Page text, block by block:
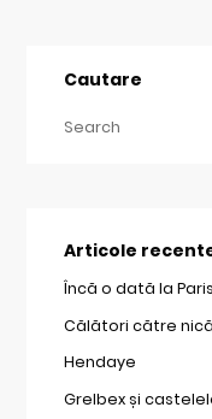
Cautare
Articole
Încă o dată la
Călători către
Hendaye
Grelbex și